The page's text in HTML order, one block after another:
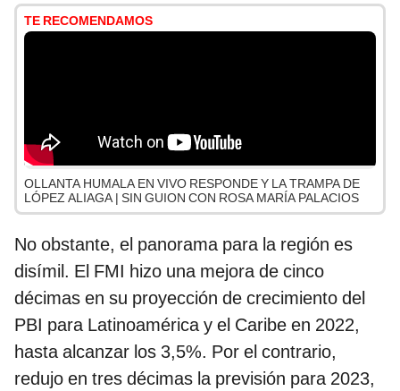
TE RECOMENDAMOS
OLLANTA HUMALA EN VIVO RESPONDE Y LA TRAMPA DE
LÓPEZ ALIAGA | SIN GUION CON ROSA MARÍA PALACIOS
No obstante, el panorama para la región es
disímil. El FMI hizo una mejora de cinco
décimas en su proyección de crecimiento del
PBI para Latinoamérica y el Caribe en 2022,
hasta alcanzar los 3,5%. Por el contrario,
redujo en tres décimas la previsión para 2023,